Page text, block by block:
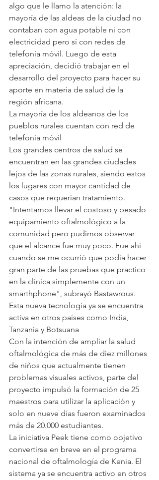
algo que le llamo la atención: la
mayoría de las aldeas de la ciudad no
contaban con agua potable ni con
electricidad pero sí con redes de
telefonía móvil. Luego de esta
apreciación, decidió trabajar en el
desarrollo del proyecto para hacer su
aporte en materia de salud de la
región africana.
La mayoría de los aldeanos de los
pueblos rurales cuentan con red de
telefonía móvil
Los grandes centros de salud se
encuentran en las grandes ciudades
lejos de las zonas rurales, siendo estos
los lugares con mayor cantidad de
casos que requerían tratamiento.
"Intentamos llevar el costoso y pesado
equipamiento oftalmológico a la
comunidad pero pudimos observar
que el alcance fue muy poco. Fue ahí
cuando se me ocurrió que podía hacer
gran parte de las pruebas que practico
en la clínica simplemente con un
smarthphone", subrayó Bastawrous.
Esta nueva tecnología ya se encuentra
activa en otros países como India,
Tanzania y Botsuana
Con la intención de ampliar la salud
oftalmológica de más de diez millones
de niños que actualmente tienen
problemas visuales activos, parte del
proyecto impulsó la formación de 25
maestros para utilizar la aplicación y
solo en nueve días fueron examinados
más de 20.000 estudiantes.
La iniciativa Peek tiene como objetivo
convertirse en breve en el programa
nacional de oftalmología de Kenia. El
sistema ya se encuentra activo en otros